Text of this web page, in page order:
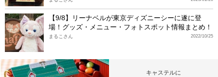
【9/8】リーナベルが東京ディズニーシーに遂に登
場！グッズ・メニュー・フォトスポット情報まとめ！
2022/10/25
まるこさん
キャステルに